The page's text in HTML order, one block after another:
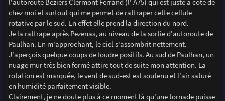
l'autoroute Béziers Clermont Ferrand (l' A75) qui est juste à côté de
chez moi et surtout qui me permet de rattraper cette cellule
rotative par le sud. En effet elle prend la direction du nord.
Je la rattrape après Pezenas, au niveau de la sortie d'autoroute de
Paulhan. En m'approchant, le ciel s'assombrit nettement.
J'aperçois quelque coups de foudre positifs. Au sud de Paulhan, un
nuage mur très bien formé attire tout de suite mon attention. La
rotation est marquée, le vent de sud-est est soutenu et l'air saturé
en humidité parfaitement visible.
Clairement, je ne doute plus à ce moment là qu'une tornade puisse